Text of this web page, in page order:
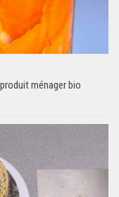
ménager bio